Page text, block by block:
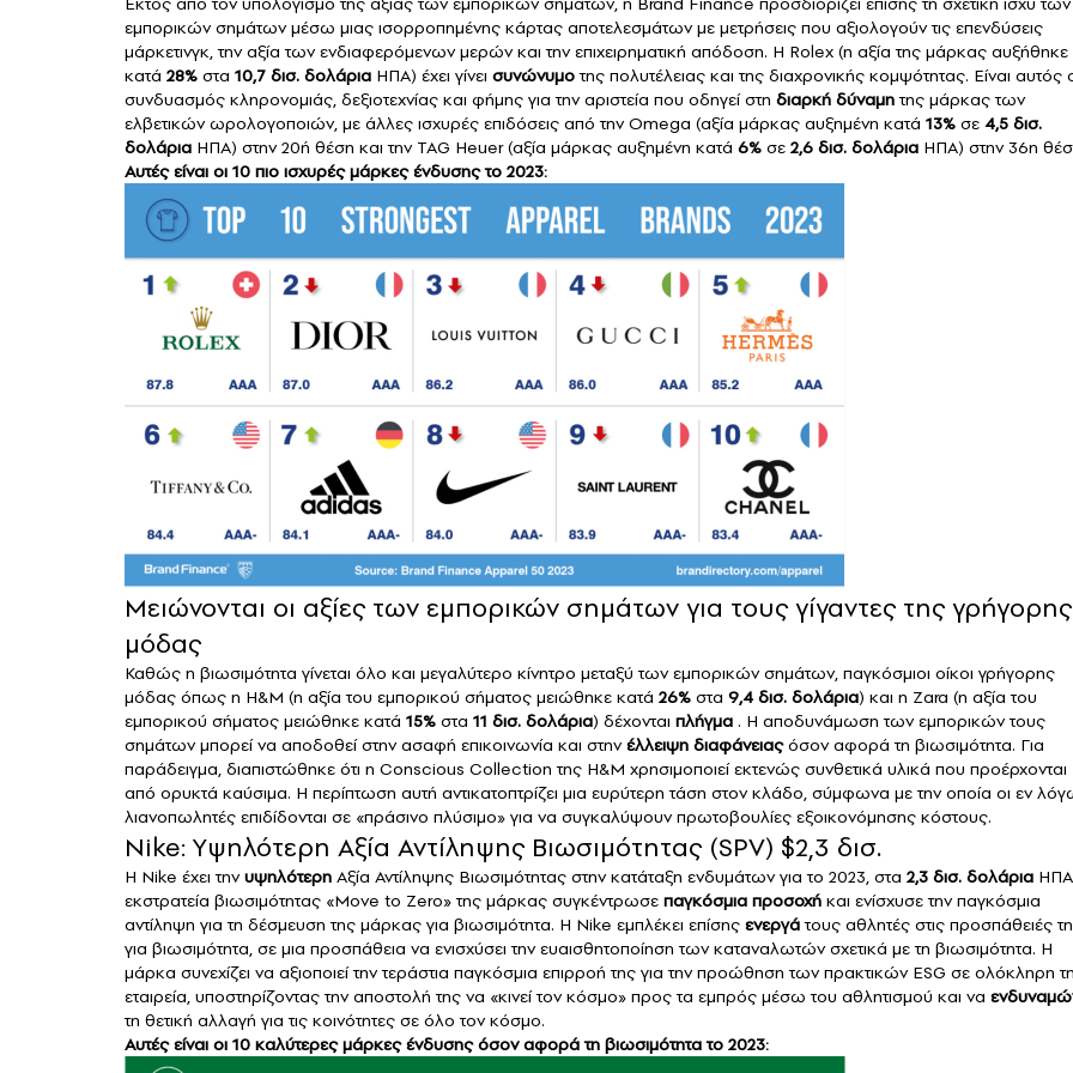
εμπορικών σημάτων μέσω μιας ισορροπημένης κάρτας αποτελεσμάτων με μετρήσεις που αξιολογούν τις επενδύσεις
μάρκετινγκ, την αξία των ενδιαφερόμενων μερών και την επιχειρηματική απόδοση. Η Rolex (η αξία της μάρκας αυξήθηκε
κατά 28% στα 10,7 δισ. δολάρια ΗΠΑ) έχει γίνει συνώνυμοτης πολυτέλειας και της διαχρονικής κομψότητας. Είναι αυτός
συνδυασμός κληρονομιάς, δεξιοτεχνίας και φήμης για την αριστεία που οδηγεί στη διαρκή δύναμητης μάρκας των
ελβετικών ωρολογοποιών, με άλλες ισχυρές επιδόσεις από τηνOmega (αξία μάρκας αυξημένη κατά 13% σε 4,5 δισ.
δολάρια ΗΠΑ) στην 20ή θέση και την TAG Heuer(αξία μάρκας αυξημένη κατά 6% σε 2,6 δισ. δολάρια ΗΠΑ) στην 36η
Αυτές είναι οι 10 πιο ισχυρές μάρκες ένδυσης το 2023:
Μειώνονται οι αξίες των εμπορικών σημάτων για τους γίγαντες της γρήγορης
μόδας
Καθώς η βιωσιμότητα γίνεται όλο και μεγαλύτερο κίνητρο μεταξύ των εμπορικών σημάτων, παγκόσμιοι οίκοι γρήγορης
μόδας όπως η H&M (η αξία του εμπορικού σήματος μειώθηκε κατά 26% στα 9,4 δισ. δολάρια) και η Zara (η αξία του
εμπορικού σήματος μειώθηκε κατά 15% στα 11 δισ. δολάρια) δέχονται πλήγμα . Η αποδυνάμωση των εμπορικών τους
σημάτων μπορεί να αποδοθεί στην ασαφή επικοινωνία και στηνέλλειψη διαφάνειαςόσον αφορά τη βιωσιμότητα. Για
παράδειγμα, διαπιστώθηκε ότι η Conscious Collection της H&M χρησιμοποιεί εκτενώς συνθετικά υλικά που προέρχονται
από ορυκτά καύσιμα. Η περίπτωση αυτή αντικατοπτρίζει μια ευρύτερη τάση στον κλάδο, σύμφωνα με την οποία οι εν
λιανοπωλητές επιδίδονται σε «πράσινο πλύσιμο» για να συγκαλύψουν πρωτοβουλίες εξοικονόμησης κόστους.
Nike: Yψηλότερη Αξία Αντίληψης Βιωσιμότητας (SPV) $2,3 δισ.
Η Nike έχει τηνυψηλότερη Αξία Αντίληψης Βιωσιμότητας στην κατάταξη ενδυμάτων για το 2023, στα 2,3 δισ. δολάρια
εκστρατεία βιωσιμότητας «Move to Zero» της μάρκας συγκέντρωσε παγκόσμια προσοχή και ενίσχυσε την παγκόσμια
αντίληψη για τη δέσμευση της μάρκας για βιωσιμότητα. Η Nike εμπλέκει επίσης ενεργάτους αθλητές στις προσπάθειές
για βιωσιμότητα, σε μια προσπάθεια να ενισχύσει την ευαισθητοποίηση των καταναλωτών σχετικά με τη βιωσιμότητα. Η
μάρκα συνεχίζει να αξιοποιεί την τεράστια παγκόσμια επιρροή της για την προώθηση των πρακτικών ESG σε ολόκληρη
εταιρεία, υποστηρίζοντας την αποστολή της να «κινεί τον κόσμο» προς τα εμπρός μέσω του αθλητισμού και να
τη θετική αλλαγή για τις κοινότητες σε όλο τον κόσμο.
Αυτές είναι οι 10 καλύτερες μάρκες ένδυσης όσον αφορά τη βιωσιμότητα το 2023: